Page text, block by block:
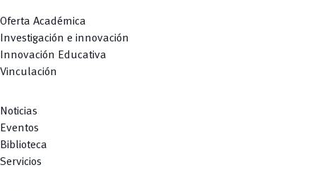
Oferta Académica
Investigación e innovación
Innovación Educativa
Vinculación
Noticias
Eventos
Biblioteca
Servicios